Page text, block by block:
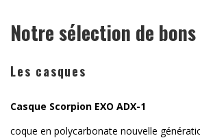
Notre sélection de
Les casques
Casque Scorpion EXO ADX-1
coque en polycarbonate nouvelle